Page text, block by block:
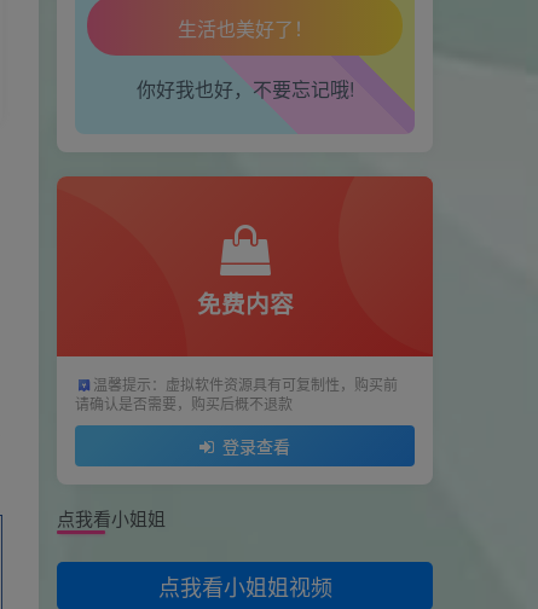
111111fghfg 21小时前
cbnfgnfg
用户43475754 2天前
66666666666666666666666666666
用户43475754 2天前
用户43475754 2天前
王恩博 3天前
666
卖男孩的大火柴🔥 7天前
感谢分享，试试
修心
OKkeyi
工作也轻松了！
你好我也好，不要忘记哦!
免费内容
温馨提示：虚拟软件资源具有可复制性，购买前
请确认是否需要，购买后概不退款
登录查看
点我看小姐姐
点我看小姐姐视频